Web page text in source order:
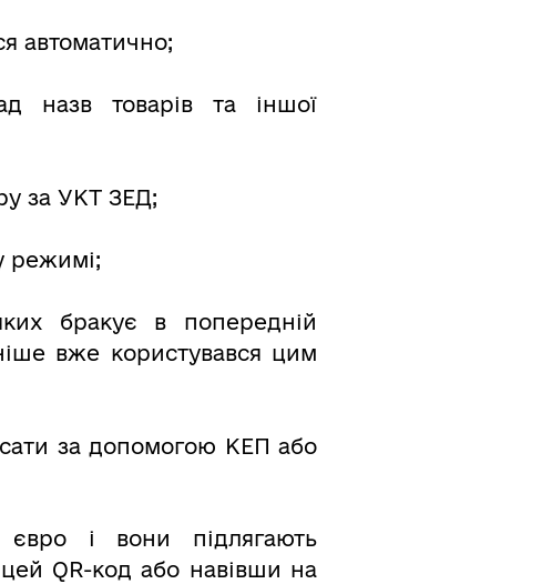
автоматично;
назв товарів та іншої
за УКТ ЗЕД;
режимі;
бракує в попередній
вже користувався цим
за допомогою КЕП або
і вони підлягають
QR-код або навівши на